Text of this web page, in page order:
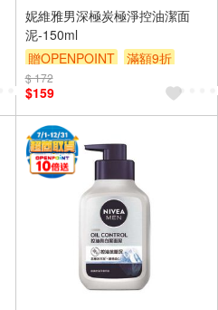
妮維雅男深極炭極淨控油潔面
泥-150ml
贈OPENPOINT
滿額9折
贈$200
$ 172
$159